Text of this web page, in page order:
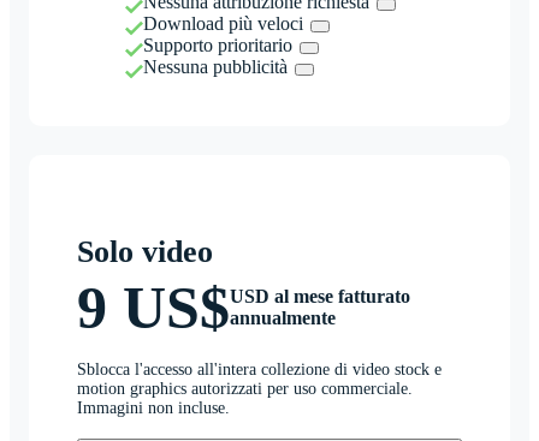
Download più veloci
Supporto prioritario
Nessuna pubblicità
Solo video
9 US$USD al mese fatturato
annualmente
Sblocca l'accesso all'intera collezione di video stock e
motion graphics autorizzati per uso commerciale.
Immagini non incluse.